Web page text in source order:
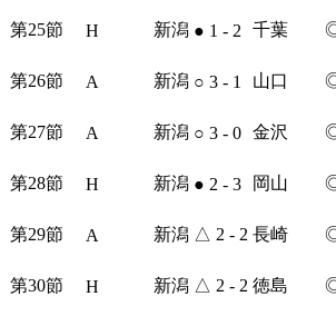
第25節 H 新潟 ● 1 - 2 千葉
第26節 A 新潟 ○ 3 - 1 山口
第27節 A 新潟 ○ 3 - 0 金沢
第28節 H 新潟 ● 2 - 3 岡山
第29節 A 新潟 △ 2 - 2 長崎
第30節 H 新潟 △ 2 - 2 徳島